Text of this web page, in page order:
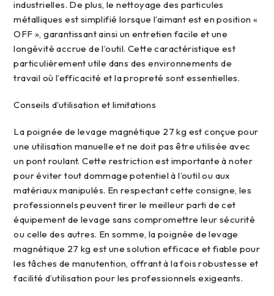
industrielles. De plus, le nettoyage des particules
métalliques est simplifié lorsque l’aimant est en position «
OFF », garantissant ainsi un entretien facile et une
longévité accrue de l’outil. Cette caractéristique est
particulièrement utile dans des environnements de
travail où l’efficacité et la propreté sont essentielles.
conseils d’utilisation et limitations
La poignée de levage magnétique 27 kg est conçue pour
une utilisation manuelle et ne doit pas être utilisée avec
un pont roulant. Cette restriction est importante à noter
pour éviter tout dommage potentiel à l’outil ou aux
matériaux manipulés. En respectant cette consigne, les
professionnels peuvent tirer le meilleur parti de cet
équipement de levage sans compromettre leur sécurité
ou celle des autres. En somme, la poignée de levage
magnétique 27 kg est une solution efficace et fiable pour
les tâches de manutention, offrant à la fois robustesse et
facilité d’utilisation pour les professionnels exigeants.